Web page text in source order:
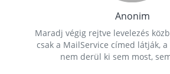
Anonim
Maradj végig rejtve levelezés
csak a MailService címed látják,
nem derül ki sem most,